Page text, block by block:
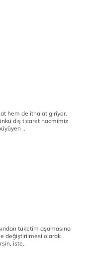
hem de ithalat giriyor.
dış ticaret hacmimiz
..
tüketim aşamasına
değiştirilmesi olarak
iste..